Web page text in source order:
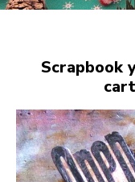
Scrapbook